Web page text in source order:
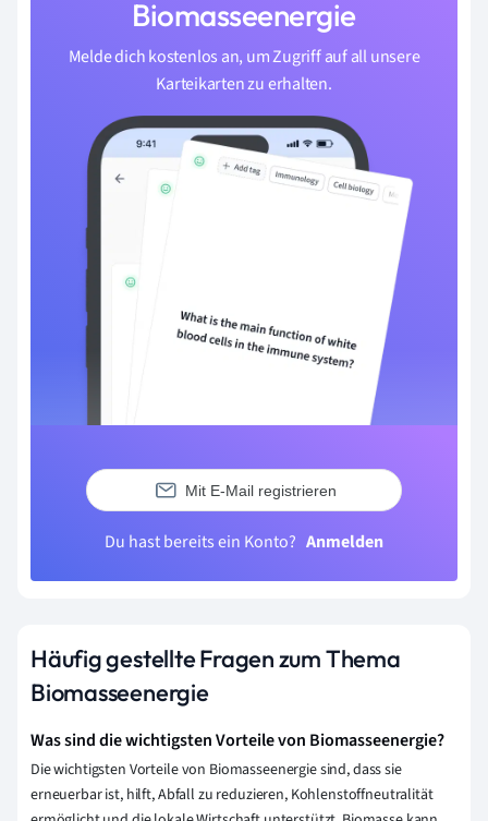
Biomasseenergie
Melde dich kostenlos an, um Zugriff auf all unsere
Karteikarten zu erhalten.
Mit E-Mail registrieren
Du hast bereits ein Konto? Anmelden
Häufig gestellte Fragen zum Thema
Biomasseenergie
Was sind die wichtigsten Vorteile von Biomasseenergie?
Die wichtigsten Vorteile von Biomasseenergie sind, dass sie
erneuerbar ist, hilft, Abfall zu reduzieren, Kohlenstoffneutralität